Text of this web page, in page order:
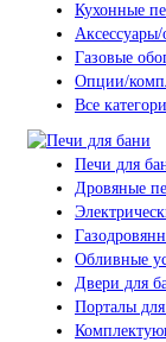
Кухонные
Газовые
Опции/
Все
Печи для
Дровяные
Обливные
Двери для
Порталы